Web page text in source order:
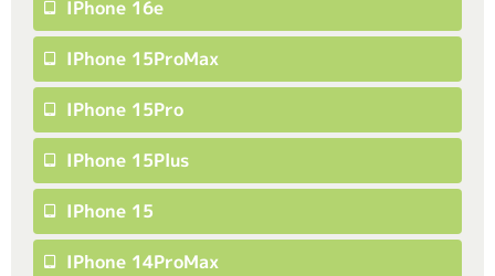
IPhone 16e
IPhone 15ProMax
IPhone 15Pro
IPhone 15Plus
IPhone 15
IPhone 14ProMax